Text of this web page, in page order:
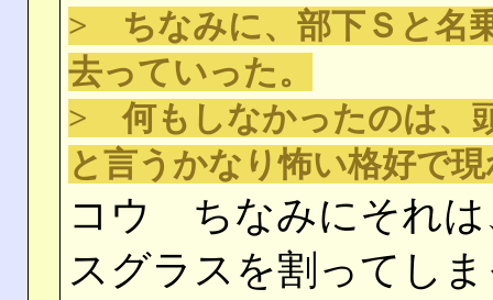
> ちなみに、部下Ｓと名
去っていった。
> 何もしなかったのは、
と言うかなり怖い格好で
コウ ちなみにそれは
スグラスを割ってし